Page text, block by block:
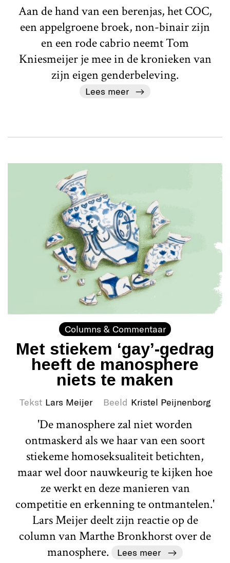
Aan de hand van een berenjas, het COC,
een appelgroene broek, non-binair zijn
en een rode cabrio neemt Tom
Kniesmeijer je mee in de kronieken van
zijn eigen genderbeleving.
Lees meer
Columns & Commentaar
Met stiekem ‘gay’-gedrag
heeft de manosphere
niets te maken
Tekst Lars Meijer Beeld Kristel Peijnenborg
'De manosphere zal niet worden
ontmaskerd als we haar van een soort
stiekeme homoseksualiteit betichten,
maar wel door nauwkeurig te kijken hoe
ze werkt en deze manieren van
competitie en erkenning te ontmantelen.'
Lars Meijer deelt zijn reactie op de
column van Marthe Bronkhorst over de
manosphere.
Lees meer